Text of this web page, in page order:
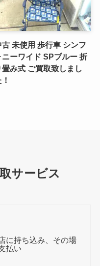
古 未使用 歩行車 シンフ
ニーワイド SPブルー 折
畳み式 ご買取致しまし
サービス
に持ち込み、その場
払い